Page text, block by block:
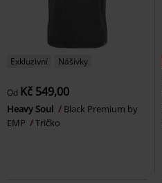
Exkluzivní Nášivky
Od Kč 549,00
Heavy Soul
Black Premium by
EMP
Tričko